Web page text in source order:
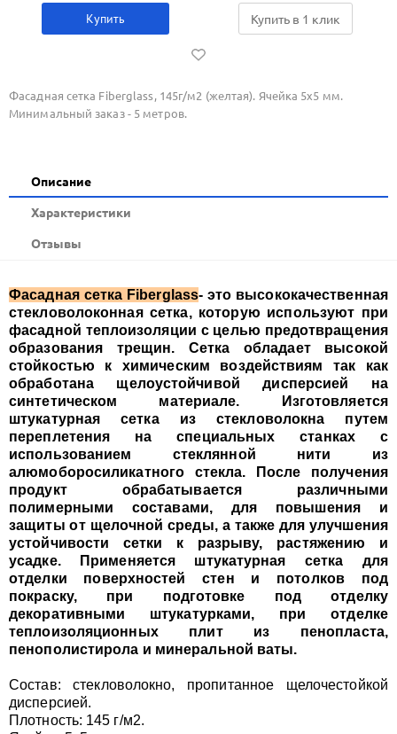
Купить Купить в 1 клик
Фасадная сетка Fiberglass, 145г/м2 (желтая). Ячейка 5х5 мм.
Минимальный заказ - 5 метров.
Описание
Xарактеристики
Отзывы
Фасадная сетка Fiberglass- это высококачественная
стекловолоконная сетка, которую используют при
фасадной теплоизоляции с целью предотвращения
образования трещин. Сетка обладает высокой
стойкостью к химическим воздействиям так как
обработана щелоустойчивой дисперсией на
синтетическом материале. Изготовляется
штукатурная сетка из стекловолокна путем
переплетения на специальных станках с
использованием стеклянной нити из
алюмоборосиликатного стекла. После получения
продукт обрабатывается различными
полимерными составами, для повышения и
защиты от щелочной среды, а также для улучшения
устойчивости сетки к разрыву, растяжению и
усадке. Применяется штукатурная сетка для
отделки поверхностей стен и потолков под
покраску, при подготовке под отделку
декоративными штукатурками, при отделке
теплоизоляционных плит из пенопласта,
пенополистирола и минеральной ваты.
Состав: стекловолокно, пропитанное щелочестойкой
дисперсией.
Плотность: 145 г/м2.